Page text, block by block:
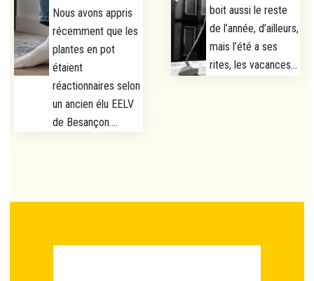
Nous avons appris
récemment que les
plantes en pot
étaient
réactionnaires selon
un ancien élu EELV
de Besançon....
boit aussi le reste
de l’année, d’ailleurs,
mais l’été a ses
rites, les vacances...